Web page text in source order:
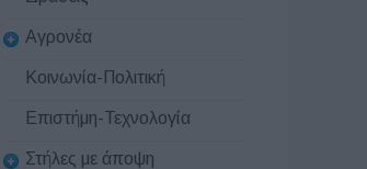
Αγρονέα
Κοινωνία-Πολιτική
Επιστήμη-Τεχνολογία
Στήλες με άποψη